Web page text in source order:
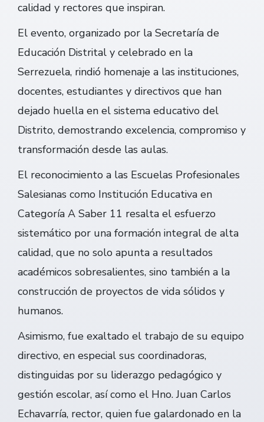
calidad y rectores que inspiran.
El evento, organizado por la Secretaría de
Educación Distrital y celebrado en la
Serrezuela, rindió homenaje a las instituciones,
docentes, estudiantes y directivos que han
dejado huella en el sistema educativo del
Distrito, demostrando excelencia, compromiso y
transformación desde las aulas.
El reconocimiento a las Escuelas Profesionales
Salesianas como Institución Educativa en
Categoría A Saber 11 resalta el esfuerzo
sistemático por una formación integral de alta
calidad, que no solo apunta a resultados
académicos sobresalientes, sino también a la
construcción de proyectos de vida sólidos y
humanos.
Asimismo, fue exaltado el trabajo de su equipo
directivo, en especial sus coordinadoras,
distinguidas por su liderazgo pedagógico y
gestión escolar, así como el Hno. Juan Carlos
Echavarría, rector, quien fue galardonado en la